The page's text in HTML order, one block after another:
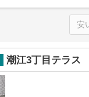
潮江3丁目テラス